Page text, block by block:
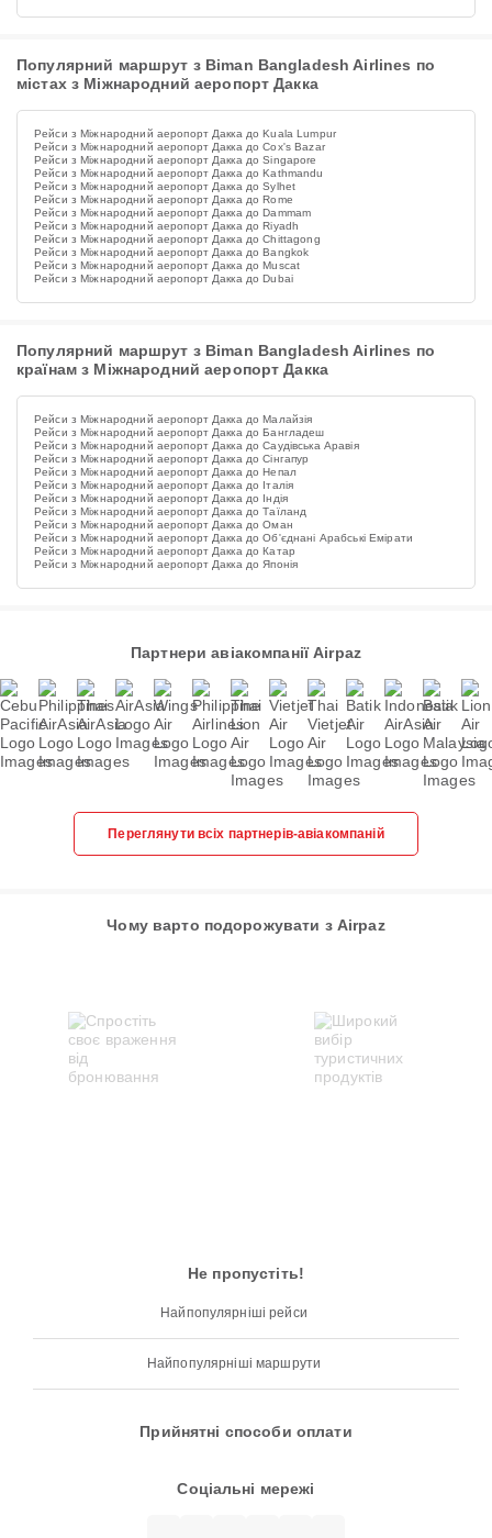
Популярний маршрут з Biman Bangladesh Airlines по
містах з Міжнародний аеропорт Дакка
Рейси з Міжнародний аеропорт Дакка до Kuala Lumpur
Рейси з Міжнародний аеропорт Дакка до Cox's Bazar
Рейси з Міжнародний аеропорт Дакка до Singapore
Рейси з Міжнародний аеропорт Дакка до Kathmandu
Рейси з Міжнародний аеропорт Дакка до Sylhet
Рейси з Міжнародний аеропорт Дакка до Rome
Рейси з Міжнародний аеропорт Дакка до Dammam
Рейси з Міжнародний аеропорт Дакка до Riyadh
Рейси з Міжнародний аеропорт Дакка до Chittagong
Рейси з Міжнародний аеропорт Дакка до Bangkok
Рейси з Міжнародний аеропорт Дакка до Muscat
Рейси з Міжнародний аеропорт Дакка до Dubai
Популярний маршрут з Biman Bangladesh Airlines по
країнам з Міжнародний аеропорт Дакка
Рейси з Міжнародний аеропорт Дакка до Малайзія
Рейси з Міжнародний аеропорт Дакка до Бангладеш
Рейси з Міжнародний аеропорт Дакка до Саудівська Аравія
Рейси з Міжнародний аеропорт Дакка до Сінгапур
Рейси з Міжнародний аеропорт Дакка до Непал
Рейси з Міжнародний аеропорт Дакка до Італія
Рейси з Міжнародний аеропорт Дакка до Індія
Рейси з Міжнародний аеропорт Дакка до Таїланд
Рейси з Міжнародний аеропорт Дакка до Оман
Рейси з Міжнародний аеропорт Дакка до Об'єднані Арабські Емірати
Рейси з Міжнародний аеропорт Дакка до Катар
Рейси з Міжнародний аеропорт Дакка до Японія
Партнери авіакомпанії Airpaz
Переглянути всіх партнерів-авіакомпаній
Чому варто подорожувати з Airpaz
Не пропустіть!
Найпопулярніші рейси
Найпопулярніші маршрути
Прийнятні способи оплати
Соціальні мережі